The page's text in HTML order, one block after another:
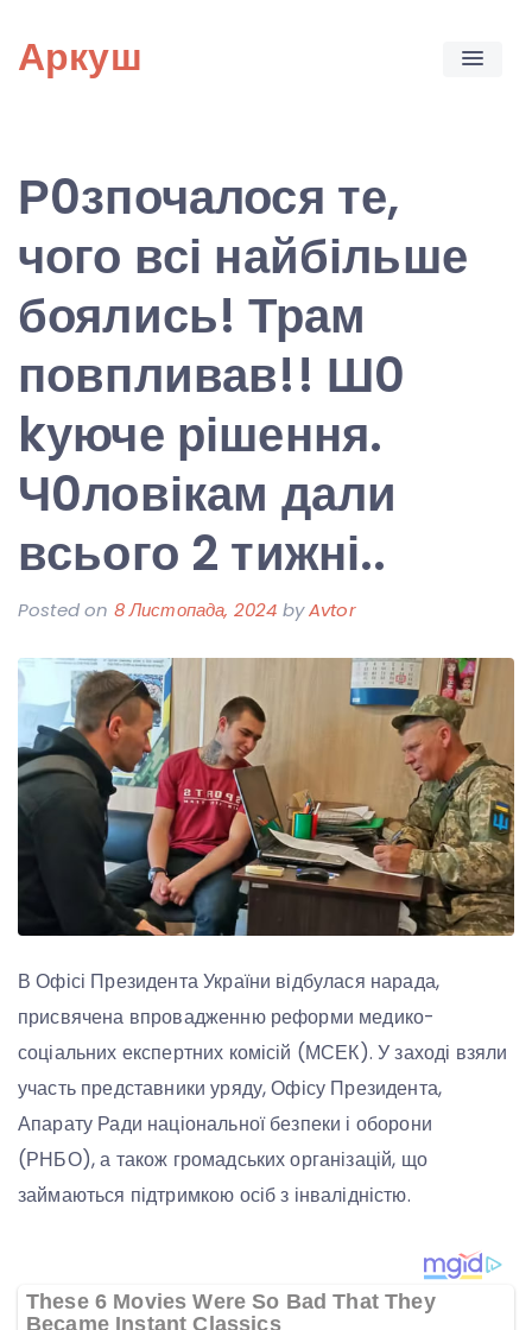
content
Аркуш
Р0зпочалося те,
чого всі найбільше
боялись! Трам
повпливав!! Ш0
kуюче рішення.
Ч0ловікам дали
всього 2 тижні..
Posted on 8 Листопада, 2024 byAvtor
В Офісі Президента України відбулася нарада,
присвячена впровадженню реформи медико-
соціальних експертних комісій (МСЕК). У заході взяли
участь представники уряду, Офісу Президента,
Апарату Ради національної безпеки і оборони
(РНБО), а також громадських організацій, що
займаються підтримкою осіб з інвалідністю.